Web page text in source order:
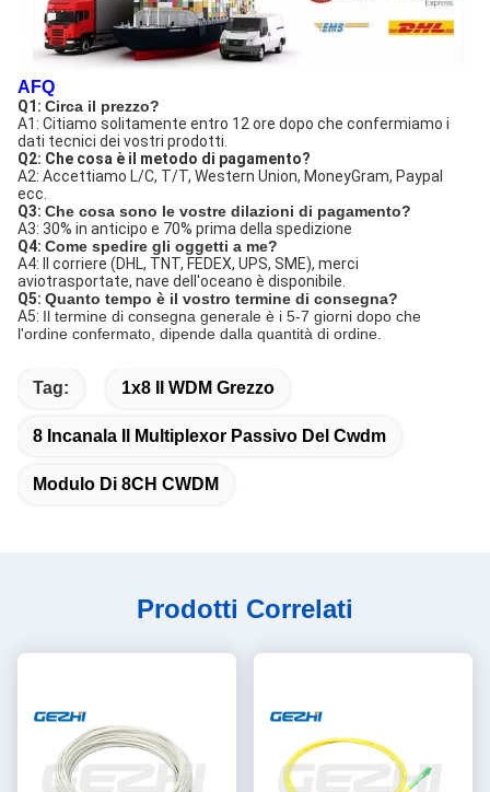
AFQ
Q1: Circa il prezzo?
A1: Citiamo solitamente entro 12 ore dopo che confermiamo i
dati tecnici dei vostri prodotti.
Q2: Che cosa è il metodo di pagamento?
A2: Accettiamo L/C, T/T, Western Union, MoneyGram, Paypal
ecc.
Q3: Che cosa sono le vostre dilazioni di pagamento?
A3: 30% in anticipo e 70% prima della spedizione
Q4: Come spedire gli oggetti a me?
A4:
Il corriere (DHL, TNT, FEDEX, UPS, SME), merci
aviotrasportate, nave dell'oceano è disponibile.
Q5: Quanto tempo è il vostro termine di consegna?
A5: Il termine di consegna generale è i 5-7 giorni dopo che
l'ordine confermato, dipende dalla quantità di ordine.
Tag: 1x8 Il WDM Grezzo
8 Incanala Il Multiplexor Passivo Del Cwdm
Modulo Di 8CH CWDM
Prodotti Correlati